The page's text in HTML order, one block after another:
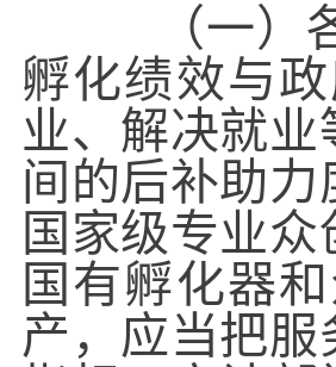
（一）各
孵化绩效与
业、解决就
间的后补助
国家级专业
国有孵化器
产，应当把